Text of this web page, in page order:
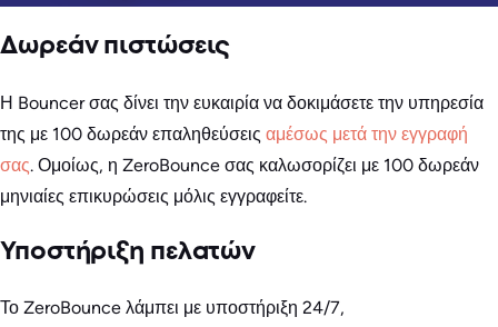
Δωρεάν πιστώσεις
Η Bouncer σας δίνει την ευκαιρία να δοκιμάσετε την υπηρεσία
της με 100 δωρεάν επαληθεύσεις αμέσως μετά την εγγραφή
σας. Ομοίως, η ZeroBounce σας καλωσορίζει με 100 δωρεάν
μηνιαίες επικυρώσεις μόλις εγγραφείτε.
Υποστήριξη πελατών
Το ZeroBounce λάμπει με υποστήριξη 24/7,